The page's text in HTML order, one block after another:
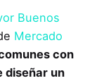
Buenos
Mercado
con
diseñar un